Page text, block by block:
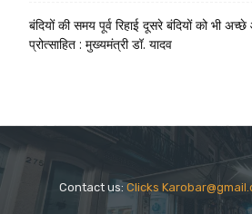
बंदियों की समय पूर्व रिहाई दूसरे बंदियों को भी
प्रोत्साहित : मुख्यमंत्री डॉ. यादव
Contact us: Clicks